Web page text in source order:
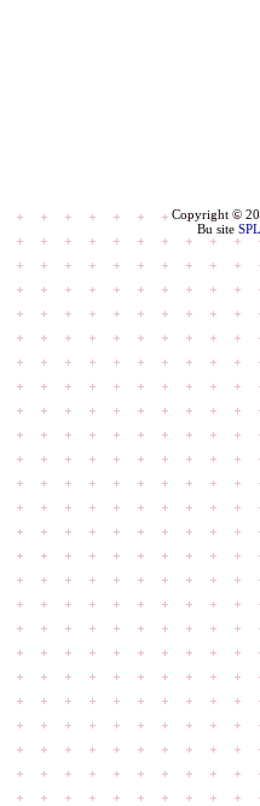
Copyright ©
Bu site SPL